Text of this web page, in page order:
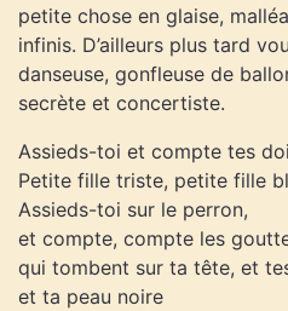
petite chose en glaise,
infinis. D’ailleurs plus tard
danseuse, gonfleuse de
secrète et concertiste.
Assieds-toi et compte tes
Petite fille triste, petite fille
Assieds-toi sur le perron,
et compte, compte les
qui tombent sur ta tête, et
et ta peau noire